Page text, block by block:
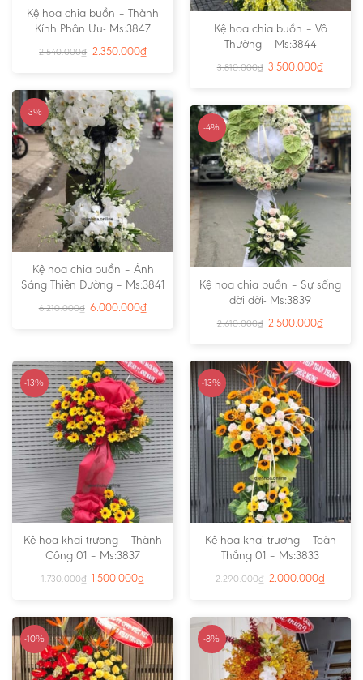
Kệ hoa chia buồn – Thành
Kính Phân Ưu- Ms:3847
2.540.000₫ 2.350.000₫
Kệ hoa chia buồn – Vô
Thường – Ms:3844
3.810.000₫ 3.500.000₫
-3%
Kệ hoa chia buồn – Ánh
Sáng Thiên Đường – Ms:3841
6.210.000₫ 6.000.000₫
-4%
Kệ hoa chia buồn – Sự sống
đời đời- Ms:3839
2.610.000₫ 2.500.000₫
-13%
Kệ hoa khai trương – Thành
Công 01 – Ms:3837
1.730.000₫ 1.500.000₫
-13%
Kệ hoa khai trương – Toàn
Thắng 01 – Ms:3833
2.290.000₫ 2.000.000₫
-10% -8%